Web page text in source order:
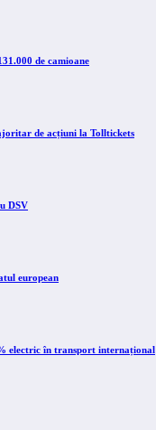
de camioane
de acțiuni la Tolltickets
DSV
european
electric în transport internațional